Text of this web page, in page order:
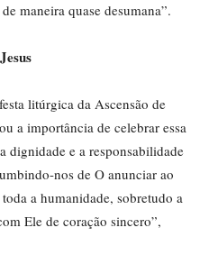
maneira quase desumana”.
litúrgica da Ascensão de
a importância de celebrar essa
dignidade e a responsabilidade
nos de O anunciar ao
a humanidade, sobretudo a
Ele de coração sincero”,